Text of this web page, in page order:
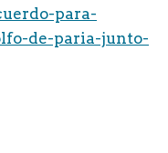
para-
de-paria-junto-